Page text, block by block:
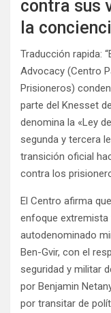
contra sus
la
Traducción rapida:
Advocacy (Centro
Prisioneros)
parte del Knesset
denomina la «Ley
segunda y tercera
transición oficial
contra los
El Centro afirma
enfoque
autodenominado
Ben-Gvir, con el
seguridad y militar
por Benjamin
por transitar de